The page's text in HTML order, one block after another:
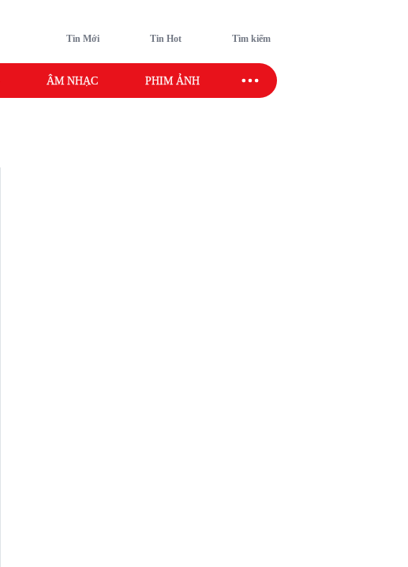
Tin Mới Tin Hot Tìm kiếm
ÂM NHẠC PHIM ẢNH SAO SPORT